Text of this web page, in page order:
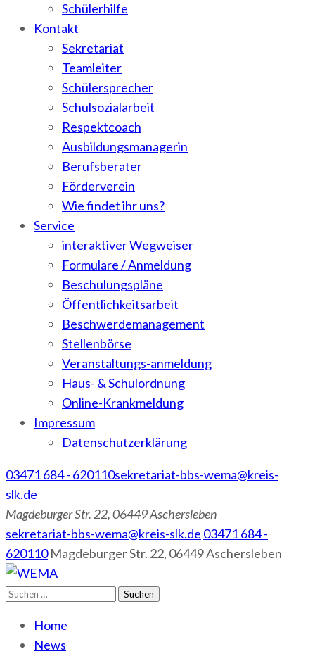
Schülerhilfe
Kontakt
Sekretariat
Teamleiter
Schülersprecher
Schulsozialarbeit
Respektcoach
Ausbildungsmanagerin
Berufsberater
Förderverein
Wie findet ihr uns?
Service
interaktiver Wegweiser
Formulare / Anmeldung
Beschulungspläne
Öffentlichkeitsarbeit
Beschwerdemanagement
Stellenbörse
Veranstaltungs-anmeldung
Haus- & Schulordnung
Online-Krankmeldung
Impressum
Datenschutzerklärung
03471 684 - 620110sekretariat-bbs-wema@kreis-
slk.de
Magdeburger Str. 22, 06449 Aschersleben
sekretariat-bbs-wema@kreis-slk.de 03471 684 -
620110 Magdeburger Str. 22, 06449 Aschersleben
WEMA
BbS I des Salzlandkreises
Suchen
Home
News